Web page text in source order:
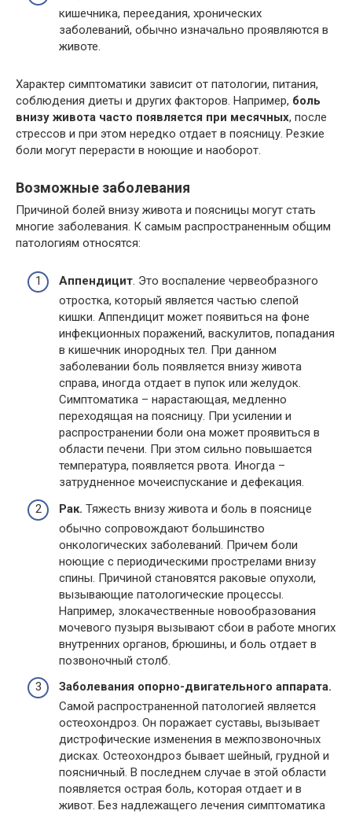
кишечника, переедания, хронических
заболеваний, обычно изначально проявляются в
животе.
Характер симптоматики зависит от патологии, питания,
соблюдения диеты и других факторов. Например, боль
внизу живота часто появляется при месячных, после
стрессов и при этом нередко отдает в поясницу. Резкие
боли могут перерасти в ноющие и наоборот.
Возможные заболевания
Причиной болей внизу живота и поясницы могут стать
многие заболевания. К самым распространенным общим
патологиям относятся:
Аппендицит. Это воспаление червеобразного
отростка, который является частью слепой
кишки. Аппендицит может появиться на фоне
инфекционных поражений, васкулитов, попадания
в кишечник инородных тел. При данном
заболевании боль появляется внизу живота
справа, иногда отдает в пупок или желудок.
Симптоматика – нарастающая, медленно
переходящая на поясницу. При усилении и
распространении боли она может проявиться в
области печени. При этом сильно повышается
температура, появляется рвота. Иногда –
затрудненное мочеиспускание и дефекация.
Рак. Тяжесть внизу живота и боль в пояснице
обычно сопровождают большинство
онкологических заболеваний. Причем боли
ноющие с периодическими прострелами внизу
спины. Причиной становятся раковые опухоли,
вызывающие патологические процессы.
Например, злокачественные новообразования
мочевого пузыря вызывают сбои в работе многих
внутренних органов, брюшины, и боль отдает в
позвоночный столб.
Заболевания опорно-двигательного аппарата.
Самой распространенной патологией является
остеохондроз. Он поражает суставы, вызывает
дистрофические изменения в межпозвоночных
дисках. Остеохондроз бывает шейный, грудной и
поясничный. В последнем случае в этой области
появляется острая боль, которая отдает и в
живот. Без надлежащего лечения симптоматика